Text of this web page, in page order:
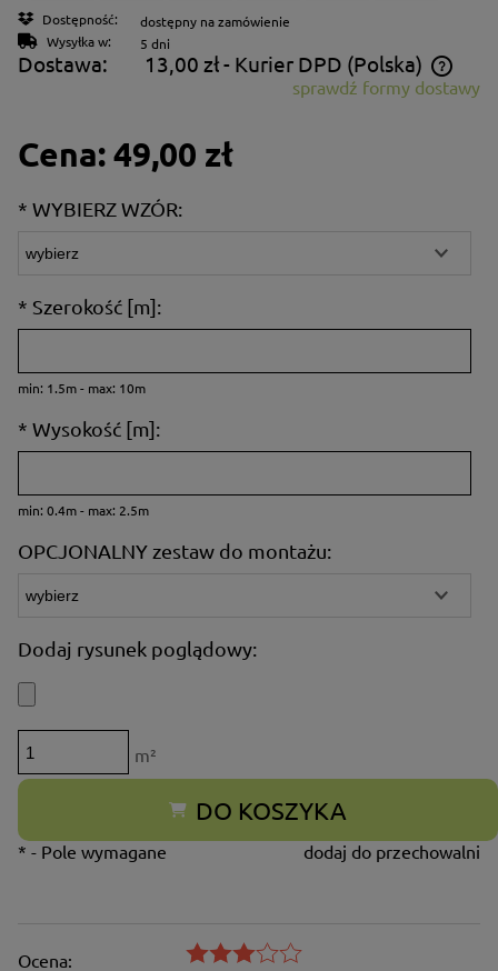
Dostępność:
dostępny na zamówienie
Wysyłka w:
5 dni
Dostawa: 13,00 zł- Kurier DPD (Polska)
Cena nie zawiera ewentualnych kosztów płatnościsprawdź formy dostawy
Cena:49,00 zł
* WYBIERZ WZÓR:
* Szerokość [m]:
min: 1.5m - max: 10m
* Wysokość [m]:
min: 0.4m - max: 2.5m
OPCJONALNY zestaw do montażu:
Dodaj rysunek poglądowy:
m²
DO KOSZYKA
dodaj do przechowalni
* - Pole wymagane
Ocena: